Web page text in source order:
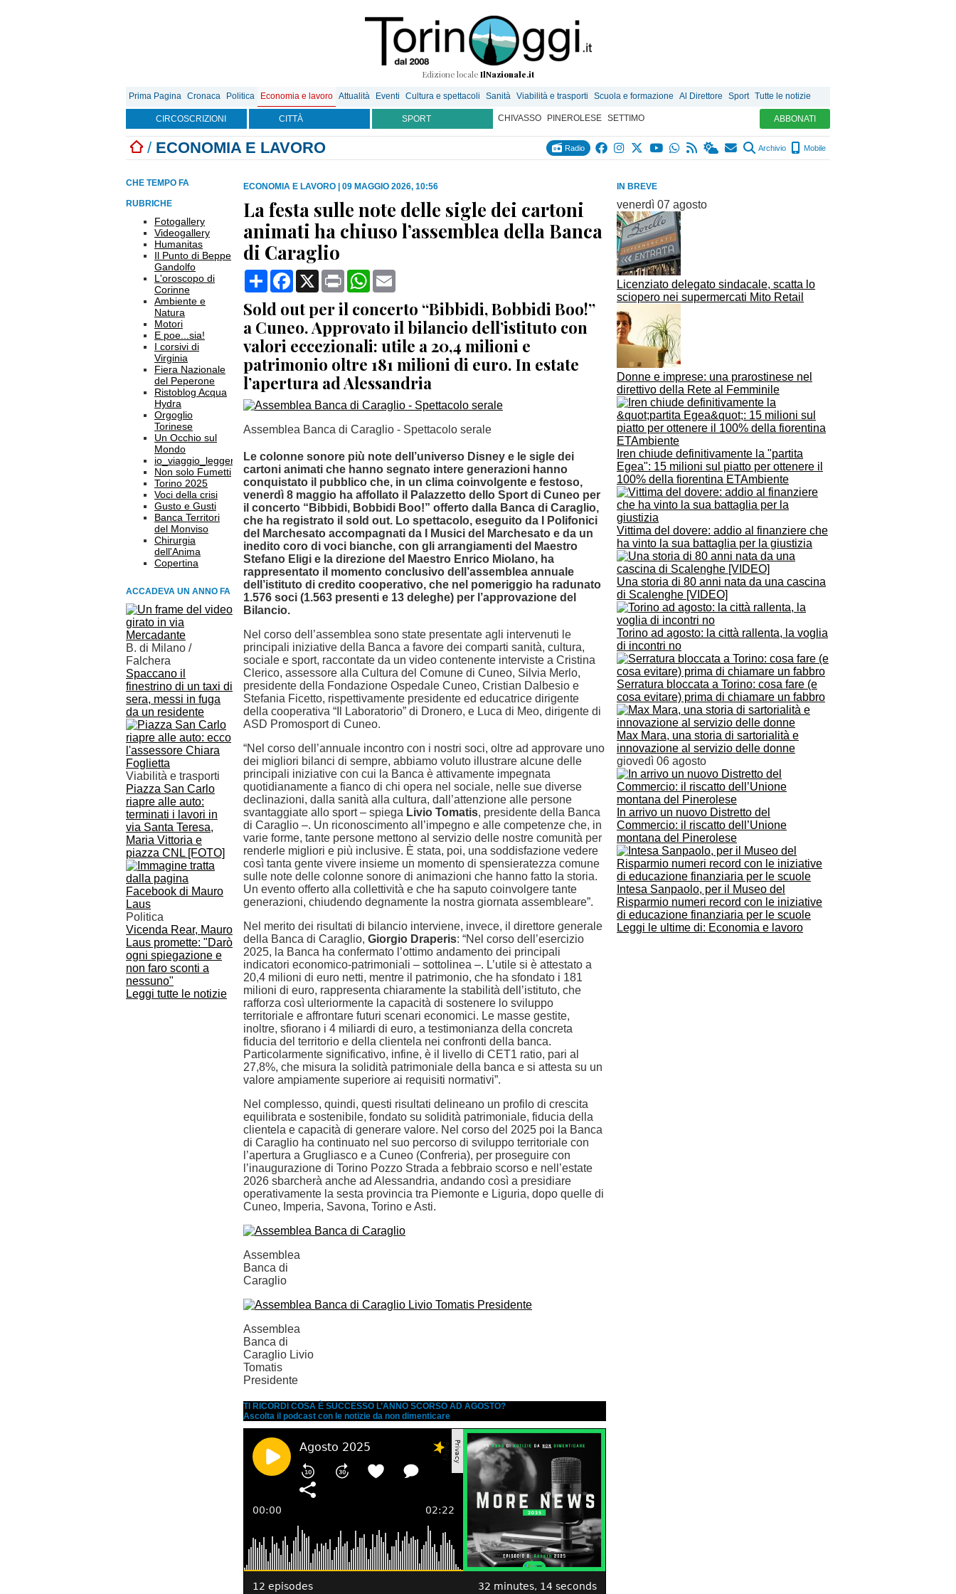
Edizione locale IlNazionale.it
Prima Pagina Cronaca Politica Economia e lavoro Attualità Eventi Cultura e spettacoli Sanità Viabilità e trasporti Scuola e formazione Al Direttore Sport Tutte le notizie
CIRCOSCRIZIONI CITTÀ SPORT CHIVASSO PINEROLESE SETTIMO ABBONATI
/ ECONOMIA E LAVORO Radio Archivio Mobile
IN BREVE
venerdì 07 agosto
Licenziato delegato sindacale, scatta lo
sciopero nei supermercati Mito Retail
Donne e imprese: una prarostinese nel
direttivo della Rete al Femminile
Iren chiude definitivamente la "partita
Egea": 15 milioni sul piatto per ottenere il
100% della fiorentina ETAmbiente
Vittima del dovere: addio al finanziere che
ha vinto la sua battaglia per la giustizia
Una storia di 80 anni nata da una cascina
di Scalenghe [VIDEO]
Torino ad agosto: la città rallenta, la voglia
di incontri no
Serratura bloccata a Torino: cosa fare (e
cosa evitare) prima di chiamare un fabbro
Max Mara, una storia di sartorialità e
innovazione al servizio delle donne
giovedì 06 agosto
In arrivo un nuovo Distretto del
Commercio: il riscatto dell’Unione
montana del Pinerolese
Intesa Sanpaolo, per il Museo del
Risparmio numeri record con le iniziative
di educazione finanziaria per le scuole
Leggi le ultime di: Economia e lavoro
CHE TEMPO FA
RUBRICHE
Fotogallery
Videogallery
Humanitas
Il Punto di Beppe
Gandolfo
L'oroscopo di
Corinne
Ambiente e
Natura
Motori
E poe...sia!
I corsivi di
Virginia
Fiera Nazionale
del Peperone
Ristoblog Acqua
Hydra
Orgoglio
Torinese
Un Occhio sul
Mondo
io_viaggio_leggero
Non solo Fumetti
Torino 2025
Voci della crisi
Gusto e Gusti
Banca Territori
del Monviso
Chirurgia
dell'Anima
Copertina
ACCADEVA UN ANNO FA
B. di Milano /
Falchera
Spaccano il
finestrino di un taxi di
sera, messi in fuga
da un residente
Viabilità e trasporti
Piazza San Carlo
riapre alle auto:
terminati i lavori in
via Santa Teresa,
Maria Vittoria e
piazza CNL [FOTO]
Politica
Vicenda Rear, Mauro
Laus promette: "Darò
ogni spiegazione e
non faro sconti a
nessuno"
Leggi tutte le notizie
ECONOMIA E LAVORO 09 MAGGIO 2026, 10:56
La festa sulle note delle sigle dei cartoni
animati ha chiuso l’assemblea della Banca
di Caraglio
CondividiFacebook
X Print WhatsApp
Sold out per il concerto “Bibbidi, Bobbidi Boo!”
a Cuneo. Approvato il bilancio dell’istituto con
valori eccezionali: utile a 20,4 milioni e
patrimonio oltre 181 milioni di euro. In estate
l’apertura ad Alessandria
Assemblea Banca di Caraglio - Spettacolo serale
Le colonne sonore più note dell’universo Disney e le sigle dei
cartoni animati che hanno segnato intere generazioni hanno
conquistato il pubblico che, in un clima coinvolgente e festoso,
venerdì 8 maggio ha affollato il Palazzetto dello Sport di Cuneo per
il concerto “Bibbidi, Bobbidi Boo!” offerto dalla Banca di Caraglio,
che ha registrato il sold out. Lo spettacolo, eseguito da I Polifonici
del Marchesato accompagnati da I Musici del Marchesato e da un
inedito coro di voci bianche, con gli arrangiamenti del Maestro
Stefano Eligi e la direzione del Maestro Enrico Miolano, ha
rappresentato il momento conclusivo dell’assemblea annuale
dell’istituto di credito cooperativo, che nel pomeriggio ha radunato
1.576 soci (1.563 presenti e 13 deleghe) per l’approvazione del
Bilancio.
Nel corso dell’assemblea sono state presentate agli intervenuti le
principali iniziative della Banca a favore dei comparti sanità, cultura,
sociale e sport, raccontate da un video contenente interviste a Cristina
Clerico, assessore alla Cultura del Comune di Cuneo, Silvia Merlo,
presidente della Fondazione Ospedale Cuneo, Cristian Dalbesio e
Stefania Ficetto, rispettivamente presidente ed educatrice dirigente
della cooperativa “Il Laboratorio” di Dronero, e Luca di Meo, dirigente di
ASD Promosport di Cuneo.
“Nel corso dell’annuale incontro con i nostri soci, oltre ad approvare uno
dei migliori bilanci di sempre, abbiamo voluto illustrare alcune delle
principali iniziative con cui la Banca è attivamente impegnata
quotidianamente a fianco di chi opera nel sociale, nelle sue diverse
declinazioni, dalla sanità alla cultura, dall’attenzione alle persone
svantaggiate allo sport – spiega Livio Tomatis, presidente della Banca
di Caraglio –. Un riconoscimento all’impegno e alle competenze che, in
varie forme, tante persone mettono al servizio delle nostre comunità per
renderle migliori e più inclusive. È stata, poi, una soddisfazione vedere
così tanta gente vivere insieme un momento di spensieratezza comune
sulle note delle colonne sonore di animazioni che hanno fatto la storia.
Un evento offerto alla collettività e che ha saputo coinvolgere tante
generazioni, chiudendo degnamente la nostra giornata assembleare”.
Nel merito dei risultati di bilancio interviene, invece, il direttore generale
della Banca di Caraglio, Giorgio Draperis: “Nel corso dell’esercizio
2025, la Banca ha confermato l’ottimo andamento dei principali
indicatori economico-patrimoniali – sottolinea –. L’utile si è attestato a
20,4 milioni di euro netti, mentre il patrimonio, che ha sfondato i 181
milioni di euro, rappresenta chiaramente la stabilità dell’istituto, che
rafforza così ulteriormente la capacità di sostenere lo sviluppo
territoriale e affrontare futuri scenari economici. Le masse gestite,
inoltre, sfiorano i 4 miliardi di euro, a testimonianza della concreta
fiducia del territorio e della clientela nei confronti della banca.
Particolarmente significativo, infine, è il livello di CET1 ratio, pari al
27,8%, che misura la solidità patrimoniale della banca e si attesta su un
valore ampiamente superiore ai requisiti normativi”.
Nel complesso, quindi, questi risultati delineano un profilo di crescita
equilibrata e sostenibile, fondato su solidità patrimoniale, fiducia della
clientela e capacità di generare valore. Nel corso del 2025 poi la Banca
di Caraglio ha continuato nel suo percorso di sviluppo territoriale con
l’apertura a Grugliasco e a Cuneo (Confreria), per proseguire con
l’inaugurazione di Torino Pozzo Strada a febbraio scorso e nell’estate
2026 sbarcherà anche ad Alessandria, andando così a presidiare
operativamente la sesta provincia tra Piemonte e Liguria, dopo quelle di
Cuneo, Imperia, Savona, Torino e Asti.
Assemblea
Banca di
Caraglio
Assemblea
Banca di
Caraglio Livio
Tomatis
Presidente
TI RICORDI COSA È SUCCESSO L’ANNO SCORSO AD AGOSTO?
Ascolta il podcast con le notizie da non dimenticare